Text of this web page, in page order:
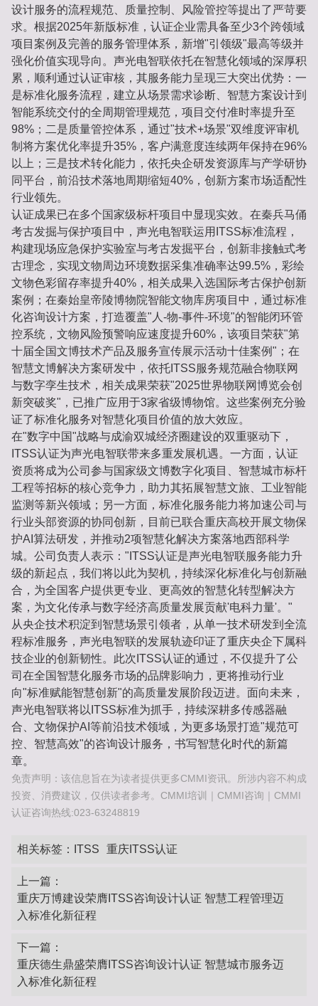
设计服务的流程规范、质量控制、风险管控等提出了严苛要
求。根据2025年新版标准，认证企业需具备至少3个跨领域
项目案例及完善的服务管理体系，新增"引领级"最高等级并
强化价值实现导向。声光电智联依托在智慧化领域的深厚积
累，顺利通过认证审核，其服务能力呈现三大突出优势：一
是标准化服务流程，建立从场景需求诊断、智慧方案设计到
智能系统交付的全周期管理规范，项目交付准时率提升至
98%；二是质量管控体系，通过"技术+场景"双维度评审机
制将方案优化率提升35%，客户满意度连续两年保持在96%
以上；三是技术转化能力，依托央企研发资源库与产学研协
同平台，前沿技术落地周期缩短40%，创新方案市场适配性
行业领先。
认证成果已在多个国家级标杆项目中显现实效。在秦兵马俑
考古发掘与保护项目中，声光电智联运用ITSS标准流程，
构建现场应急保护实验室与考古发掘平台，创新非接触式考
古理念，实现文物周边环境数据采集准确率达99.5%，彩绘
文物色彩留存率提升40%，相关成果入选国际考古保护创新
案例；在秦始皇帝陵博物院智能文物库房项目中，通过标准
化咨询设计方案，打造覆盖"人-物-事件-环境"的智能闭环管
控系统，文物风险预警响应速度提升60%，该项目荣获"第
十届全国文博技术产品及服务宣传展示活动十佳案例"；在
智慧文博解决方案研发中，依托ITSS服务规范融合物联网
与数字孪生技术，相关成果荣获"2025世界物联网博览会创
新突破奖"，已推广应用于3家省级博物馆。这些案例充分验
证了标准化服务对智慧化项目价值的放大效应。
在"数字中国"战略与成渝双城经济圈建设的双重驱动下，
ITSS认证为声光电智联带来多重发展机遇。一方面，认证
资质将成为公司参与国家级文博数字化项目、智慧城市标杆
工程等招标的核心竞争力，助力其拓展智慧文旅、工业智能
监测等新兴领域；另一方面，标准化服务能力将加速公司与
行业头部资源的协同创新，目前已联合重庆高校开展文物保
护AI算法研发，并推动2项智慧化解决方案落地西部科学
城。公司负责人表示："ITSS认证是声光电智联服务能力升
级的新起点，我们将以此为契机，持续深化标准化与创新融
合，为全国客户提供更专业、更高效的智慧化转型解决方
案，为文化传承与数字经济高质量发展贡献'电科力量'。"
从央企技术积淀到智慧场景引领者，从单一技术研发到全流
程标准服务，声光电智联的发展轨迹印证了重庆央企下属科
技企业的创新韧性。此次ITSS认证的通过，不仅提升了公
司在全国智慧化服务市场的品牌影响力，更将推动行业
向"标准赋能智慧创新"的高质量发展阶段迈进。面向未来，
声光电智联将以ITSS标准为抓手，持续深耕多传感器融
合、文物保护AI等前沿技术领域，为更多场景打造"规范可
控、智慧高效"的咨询设计服务，书写智慧化时代的新篇
章。
免责声明：该信息旨在为读者提供更多CMMI资讯。所涉内容不构成
投资、消费建议，仅供读者参考。CMMI培训｜CMMI咨询｜CMMI
认证咨询热线:023-63248819
相关标签： ITSS 重庆ITSS认证
上一篇：
重庆万博建设荣膺ITSS咨询设计认证 智慧工程管理迈
入标准化新征程
下一篇：
重庆德生鼎盛荣膺ITSS咨询设计认证 智慧城市服务迈
入标准化新征程